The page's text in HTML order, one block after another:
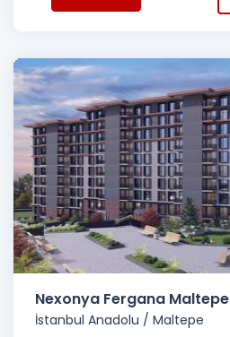
Nexonya Fergana Maltepe
İstanbul Anadolu / Maltepe